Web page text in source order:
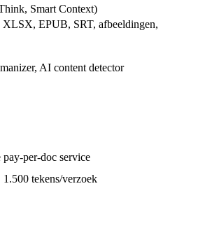
Smart Context)
EPUB, SRT, afbeeldingen,
AI content detector
per-doc service
1.500 tekens/verzoek